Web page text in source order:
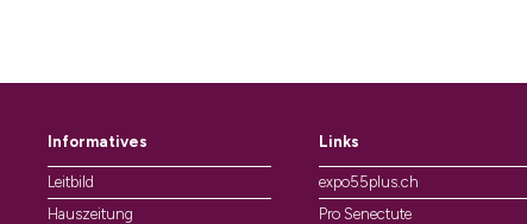
Informatives
Leitbild
Hauszeitung
Links
expo55plus.ch
Pro Senectute